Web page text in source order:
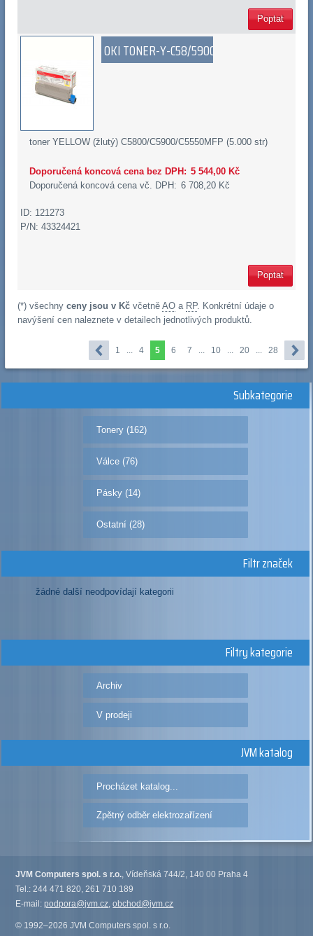
Poptat
OKI TONER-Y-C58/5900
toner YELLOW (žlutý) C5800/C5900/C5550MFP (5.000 str)
Doporučená koncová cena bez DPH: 5 544,00 Kč
Doporučená koncová cena vč. DPH: 6 708,20 Kč
ID: 121273
P/N: 43324421
Poptat
(*) všechny ceny jsou v Kčvčetně AOa RP. Konkrétní údaje o
navýšení cen naleznete v detailech jednotlivých produktů.
1 ... 4 5 6 7 ... 10 ... 20 ... 28
Subkategorie
Tonery (162)
Válce (76)
Pásky (14)
Ostatní (28)
Filtr značek
žádné další neodpovídají kategorii
Filtry kategorie
Archiv
V prodeji
JVM katalog
Procházet katalog...
Zpětný odběr elektrozařízení
JVM Computers spol. s r.o., Vídeňská 744/2, 140 00 Praha 4
Tel.: 244 471 820, 261 710 189
E-mail:podpora@jvm.cz,obchod@jvm.cz
© 1992–2026 JVM Computers spol. s r.o.